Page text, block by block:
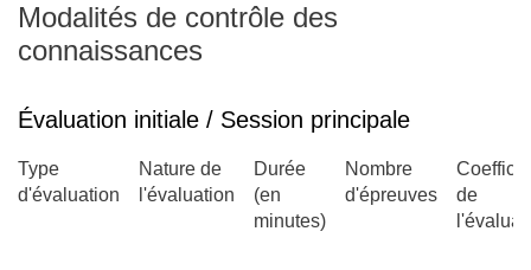
Modalités de contrôle des
connaissances
Évaluation initiale / Session principale
Type
d'évaluation
Nature de
l'évaluation
Durée
(en
minutes)
Nombre
d'épreuves
de